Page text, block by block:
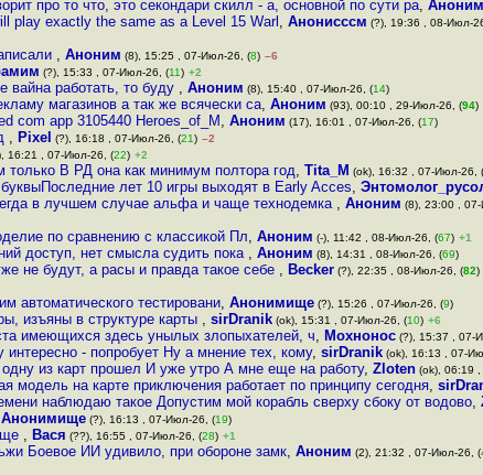
про то что, это секондари скилл - а, основной по сути ра, Аноним
play exactly the same as a Level 15 Warl , Анонисссм (?), 19:36 , 08-Июл-
, Аноним (8), 15:25 , 07-Июл-26, (8) –6
(?), 15:33 , 07-Июл-26, (11) +2
вайна работать, то буду , Аноним (8), 15:40 , 07-Июл-26, (14)
магазинов а так же всячески са, Аноним (93), 00:10 , 29-Июл-26, (94)
com app 3105440 Heroes_of_M , Аноним (17), 16:01 , 07-Июл-26, (17)
, Pixel (?), 16:18 , 07-Июл-26, (21) –2
16:21 , 07-Июл-26, (22) +2
В РД она как минимум полтора год, Tita_M (ok), 16:32 , 07-Июл-26, (
лет 10 игры выходят в Early Acces,
в лучшем случае альфа и чаще технодемка , Аноним (8), 23:00 ,
по сравнению с классикой Пл, Аноним (-), 11:42 , 08-Июл-26, (67) +1
доступ, нет смысла судить пока , Аноним (8), 14:31 , 08-Июл-26, (69)
не будут, а расы и правда такое себе , Becker (?), 22:35 , 08-Июл-26, (82)
автоматического тестировани, Анонимище (?), 15:26 , 07-Июл-26, (9)
изъяны в структуре карты , sirDranik (ok), 15:31 , 07-Июл-26, (10) +6
имеющихся здесь унылых злопыхателей, ч, Мохнонос (?), 15:37 , 07-
- попробует Ну а мнение тех, кому, sirDranik (ok), 16:13 , 07-
из карт прошел И уже утро А мне еще на работу, Zloten (ok), 06:19
модель на карте приключения работает по принципу сегодня,
наблюдаю такое Допустим мой корабль сверху сбоку от водово,
Анонимище (?), 16:13 , 07-Июл-26, (19)
, Вася (??), 16:55 , 07-Июл-26, (28) +1
Боевое ИИ удивило, при обороне замк, Аноним (2), 21:32 , 07-Июл-26, (